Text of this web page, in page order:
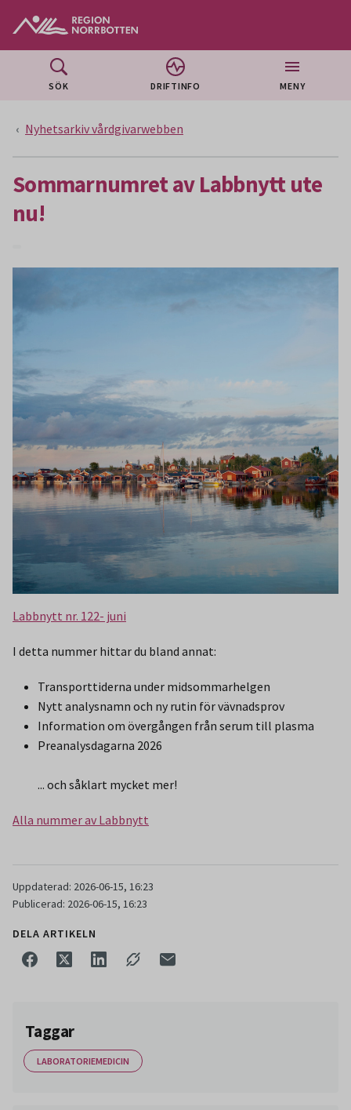
SÖK DRIFTINFO MENY
Nyhetsarkiv vårdgivarwebben
Sommarnumret av Labbnytt ute
nu!
Labbnytt nr. 122- juni
I detta nummer hittar du bland annat:
Transporttiderna under midsommarhelgen
Nytt analysnamn och ny rutin för vävnadsprov
Information om övergången från serum till plasma
Preanalysdagarna 2026
... och såklart mycket mer!
Alla nummer av Labbnytt
Uppdaterad: 2026-06-15, 16:23
Publicerad: 2026-06-15, 16:23
DELA ARTIKELN
Taggar
LABORATORIEMEDICIN